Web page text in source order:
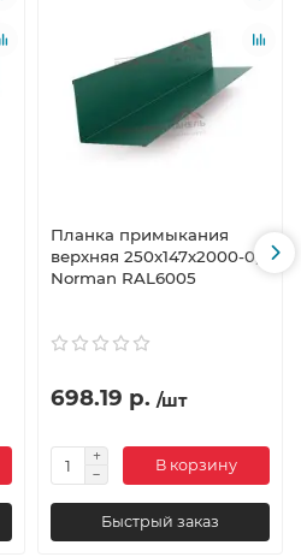
Планка примыкания
верхняя 250х147х2000-0,5
Norman RAL6005
698.19 р. /шт
В корзину
Быстрый заказ